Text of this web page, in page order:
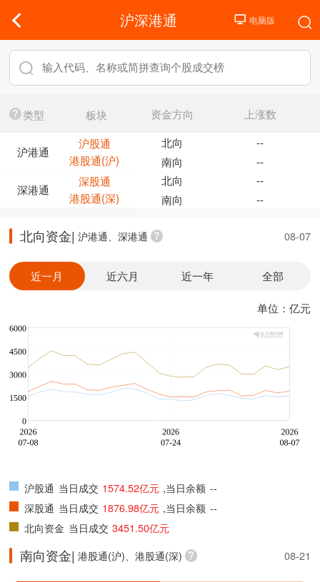
沪深港通
类型 板块
沪港通
沪股通
港股通(沪)
深港通
深股通
港股通(深)
资金方向
上涨数
北向
--
南向
--
北向
--
南向
--
北向资金| 沪港通、深港通 08-07
近一月 近六月 近一年 全部
单位：亿元
沪股通 当日成交 1574.52亿元 ,当日余额 --
深股通 当日成交 1876.98亿元 ,当日余额 --
北向资金 当日成交 3451.50亿元
南向资金| 港股通(沪)、港股通(深) 08-21